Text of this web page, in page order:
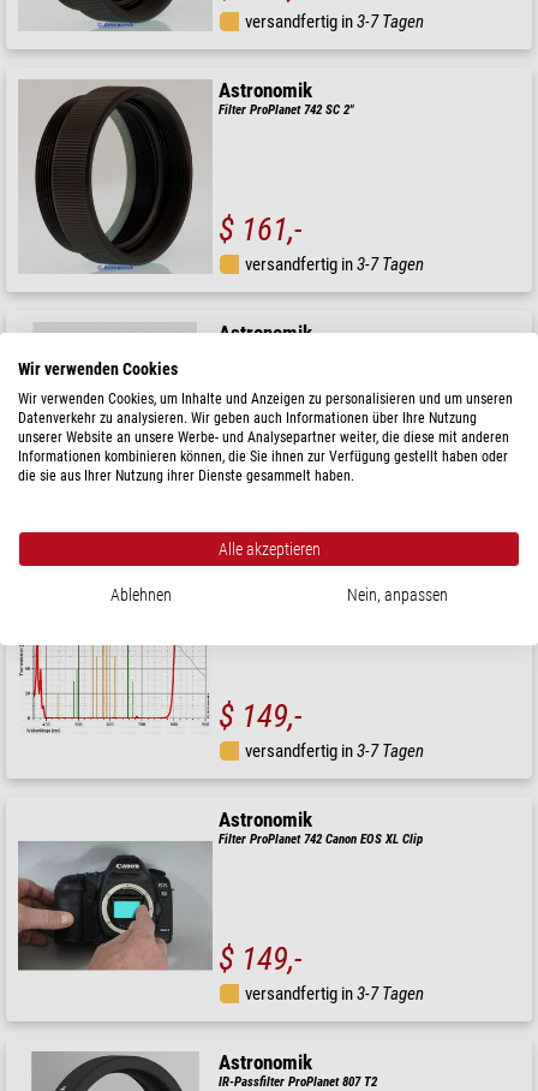
versandfertig in3-7 Tagen
Astronomik
Filter ProPlanet 742 SC 2"
$ 161,-
versandfertig in3-7 Tagen
Astronomik
$ 149,-
IR-Passfilter ProPlanet 807, EOS XL Clip-Filter
$ 149,-
versandfertig in3-7 Tagen
Astronomik
Filter ProPlanet 742 Canon EOS XL Clip
$ 149,-
versandfertig in3-7 Tagen
Astronomik
IR-Passfilter ProPlanet 807 T2
Wir verwenden Cookies
Wir verwenden Cookies, um Inhalte und Anzeigen zu personalisieren und um unseren
Datenverkehr zu analysieren. Wir geben auch Informationen über Ihre Nutzung
unserer Website an unsere Werbe- und Analysepartner weiter, die diese mit anderen
Informationen kombinieren können, die Sie ihnen zur Verfügung gestellt haben oder
die sie aus Ihrer Nutzung ihrer Dienste gesammelt haben.
Alle akzeptieren
Ablehnen Nein, anpassen